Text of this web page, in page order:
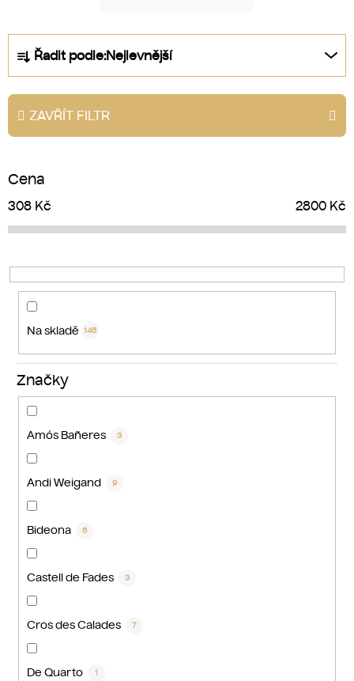
a
z
e
n
r
o
d
k
t
Řadit podle:Nejlevnější
ZAVŘÍT FILTR
Cena
308 Kč 2800 Kč
Na skladě 148
Značky
Amós Bañeres 3
Andi Weigand 9
Bideona 8
Castell de Fades 3
Cros des Calades 7
De Quarto 1